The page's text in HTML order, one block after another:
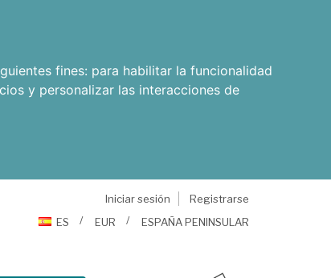
fines: para habilitar la funcionalidad
y personalizar las interacciones de
Iniciar sesión
Registrarse
ES
EUR ESPAÑA PENINSULAR